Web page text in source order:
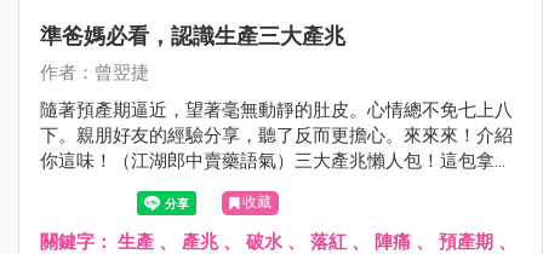
準爸媽必看，認識生產三大產兆
作者：曾翌捷
隨著預產期逼近，望著毫無動靜的肚皮。心情總不免七上八
下。親朋好友的經驗分享，聽了反而更擔心。來來來！介紹
你這味！（江湖郎中賣藥語氣）三大產兆懶人包！這包拿回
去！包你鎮定安神，緩解焦慮，神清氣爽地迎接心愛的寶寶
收藏
關鍵字： 生產 、 產兆、 破水 、 落紅 、 陣痛 、 預產期 、